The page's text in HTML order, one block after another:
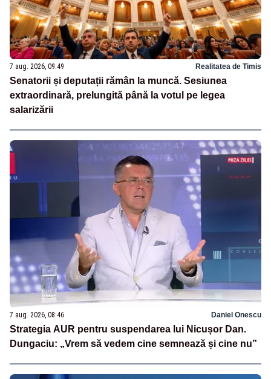
7 aug. 2026, 09:49 Realitatea de Timis
Senatorii și deputații rămân la muncă. Sesiunea
extraordinară, prelungită până la votul pe legea
salarizării
7 aug. 2026, 08:46 Daniel Onescu
Strategia AUR pentru suspendarea lui Nicușor Dan.
Dungaciu: „Vrem să vedem cine semnează și cine nu”